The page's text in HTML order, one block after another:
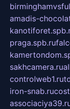
amadis-
praga.spb.ru
sakhcamera.ru
controlweb1.ru
iron-snab.ru